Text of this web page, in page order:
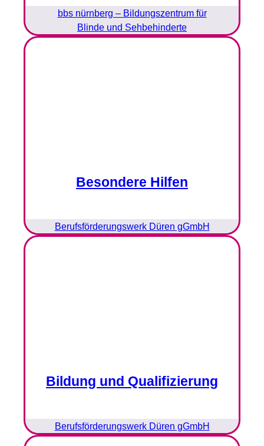
bbs nürnberg – Bildungszentrum für
Blinde und Sehbehinderte
Besondere Hilfen
Berufsförderungswerk Düren gGmbH
Bildung und Qualifizierung
Berufsförderungswerk Düren gGmbH